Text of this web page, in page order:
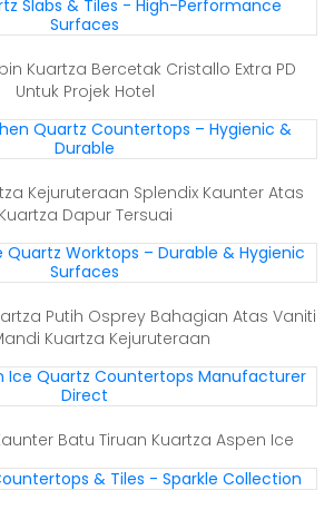
Kuartza Bercetak Cristallo Extra PD
Untuk Projek Hotel
Kejuruteraan Splendix Kaunter Atas
Kuartza Dapur Tersuai
Putih Osprey Bahagian Atas Vaniti
Kuartza Kejuruteraan
Batu Tiruan Kuartza Aspen Ice